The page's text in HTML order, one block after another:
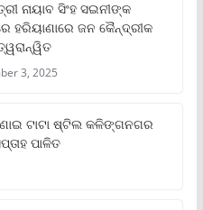
ନାୟାବ ସିଂହ ସଇନୀଙ୍କ
ହରିୟାଣାରେ ଜନ କୈନ୍ଦ୍ରୀକ
3, 2025
ଟାଟା ଷ୍ଟିଲ କଳିଙ୍ଗନଗର
ପାଳିତ